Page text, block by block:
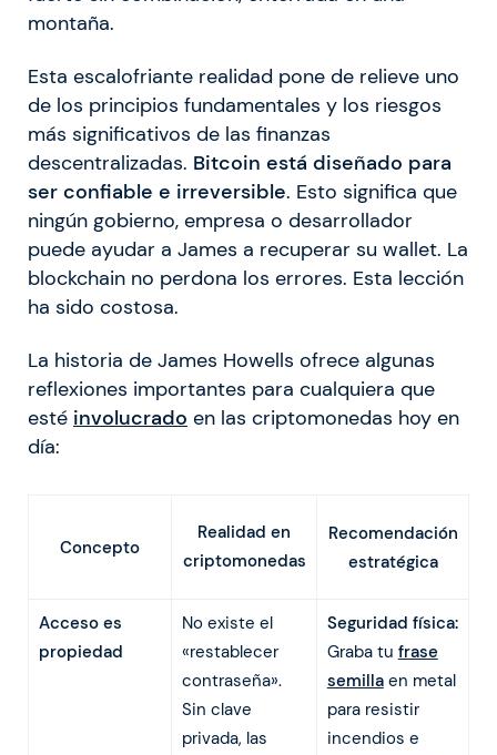
montaña.
Esta escalofriante realidad pone de relieve uno
de los principios fundamentales y los riesgos
más significativos de las finanzas
descentralizadas. Bitcoin está diseñado para
ser confiable e irreversible. Esto significa que
ningún gobierno, empresa o desarrollador
puede ayudar a James a recuperar su wallet. La
blockchain no perdona los errores. Esta lección
ha sido costosa.
La historia de James Howells ofrece algunas
reflexiones importantes para cualquiera que
esté involucrado en las criptomonedas hoy en
día:
Concepto
Realidad en
criptomonedas
Recomendación
estratégica
Acceso es
propiedad
No existe el
«restablecer
contraseña».
Sin clave
privada, las
Seguridad física:
Graba tu frase
semillaen metal
para resistir
incendios e